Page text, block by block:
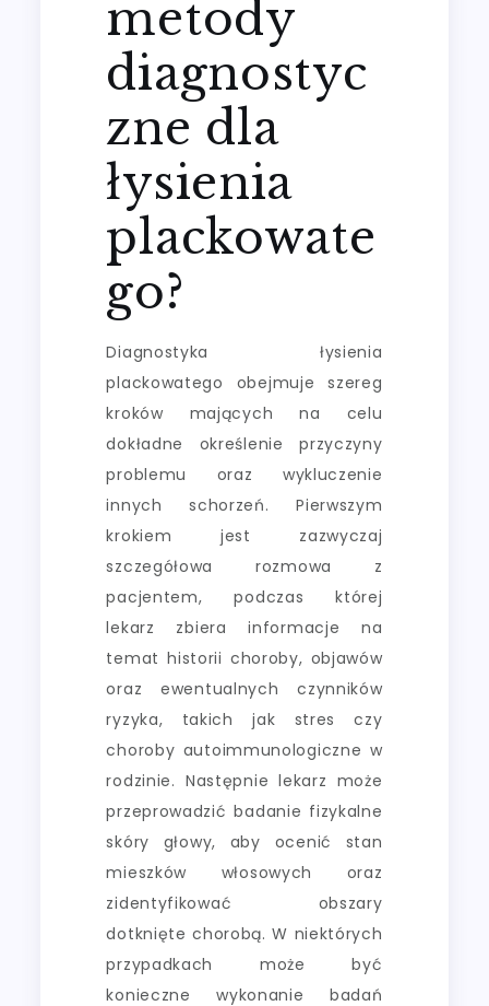
metody
diagnostyc
zne dla
łysienia
plackowate
go?
Diagnostyka łysienia
plackowatego obejmuje szereg
kroków mających na celu
dokładne określenie przyczyny
problemu oraz wykluczenie
innych schorzeń. Pierwszym
krokiem jest zazwyczaj
szczegółowa rozmowa z
pacjentem, podczas której
lekarz zbiera informacje na
temat historii choroby, objawów
oraz ewentualnych czynników
ryzyka, takich jak stres czy
choroby autoimmunologiczne w
rodzinie. Następnie lekarz może
przeprowadzić badanie fizykalne
skóry głowy, aby ocenić stan
mieszków włosowych oraz
zidentyfikować obszary
dotknięte chorobą. W niektórych
przypadkach może być
konieczne wykonanie badań